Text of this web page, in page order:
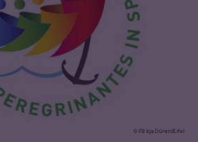
© FB kja Düren|Eifel